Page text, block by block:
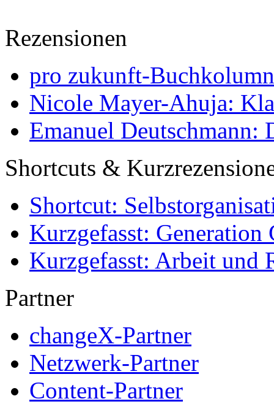
Rezensionen
pro zukunft-
Nicole Mayer-Ahuja:
Emanuel Deutschmann:
Shortcuts &
Shortcut:
Kurzgefasst: Generation
Kurzgefasst: Arbeit und
Partner
changeX-Partner
Netzwerk-Partner
Content-Partner